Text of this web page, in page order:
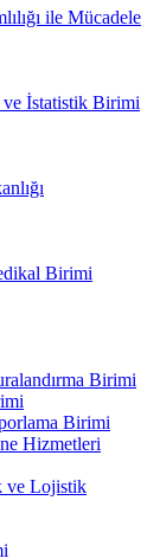
ile Mücadele
İstatistik Birimi
Birimi
Birimi
Birimi
Hizmetleri
ve Lojistik